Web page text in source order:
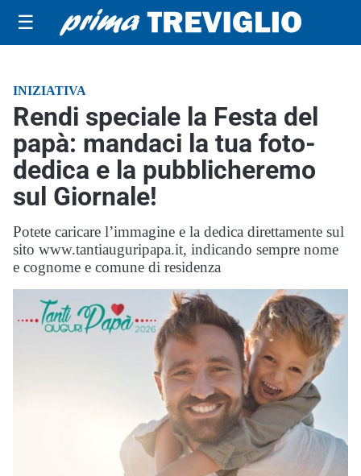
☰
INIZIATIVA
Rendi speciale la Festa del
papà: mandaci la tua foto-
dedica e la pubblicheremo
sul Giornale!
Potete caricare l’immagine e la dedica direttamente sul
sito www.tantiauguripapa.it, indicando sempre nome
e cognome e comune di residenza